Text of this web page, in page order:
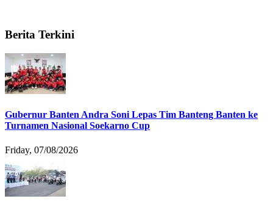
Berita Terkini
Gubernur Banten Andra Soni Lepas Tim Banteng Banten ke
Turnamen Nasional Soekarno Cup
Friday, 07/08/2026